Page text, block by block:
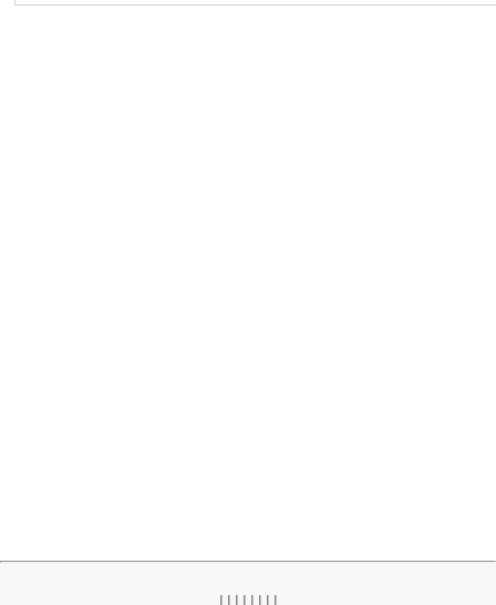
| | | | | | | |